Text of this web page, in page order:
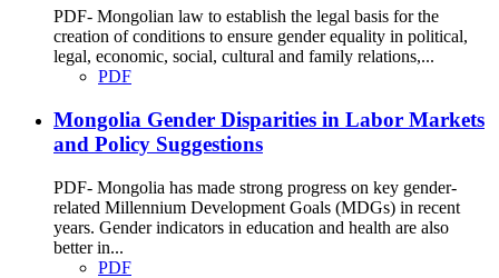
PDF- Mongolian law to establish the legal basis for the
creation of conditions to ensure gender equality in political,
legal, economic, social, cultural and family relations,...
PDF
Mongolia Gender Disparities in Labor Markets
and Policy Suggestions
PDF- Mongolia has made strong progress on key gender-
related Millennium Development Goals (MDGs) in recent
years. Gender indicators in education and health are also
better in...
PDF